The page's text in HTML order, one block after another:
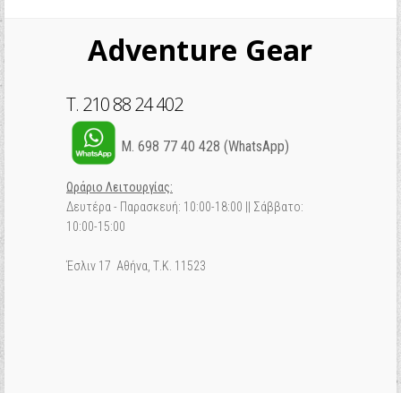
Adventure Gear
T. 210 88 24 402
M. 698 77 40 428 (WhatsApp)
Ωράριο Λειτουργίας:
Δευτέρα - Παρασκευή: 10:00-18:00 || Σάββατο:
10:00-15:00
Έσλιν 17 Αθήνα, Τ.Κ. 11523